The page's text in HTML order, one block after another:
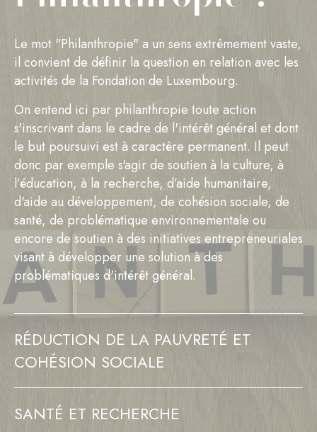
Le mot "Philanthropie" a un sens extrêmement vaste,
il convient de définir la question en relation avec les
activités de la Fondation de Luxembourg.
On entend ici par philanthropie toute action
s'inscrivant dans le cadre de l'intérêt général et dont
le but poursuivi est à caractère permanent. Il peut
donc par exemple s'agir de soutien à la culture, à
l’éducation, à la recherche, d’aide humanitaire,
d'aide au développement, de cohésion sociale, de
santé, de problématique environnementale ou
encore de soutien à des initiatives entrepreneuriales
visant à développer une solution à des
problématiques d'intérêt général.
RÉDUCTION DE LA PAUVRETÉ ET
COHÉSION SOCIALE
SANTÉ ET RECHERCHE